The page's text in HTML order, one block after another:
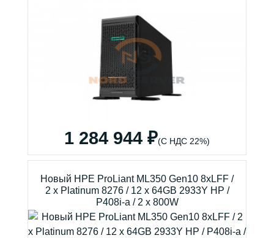
1 284 944 ₽(С НДС 22%)
Новый HPE ProLiant ML350 Gen10 8xLFF /
2 x Platinum 8276 / 12 x 64GB 2933Y HP /
P408i-a / 2 x 800W